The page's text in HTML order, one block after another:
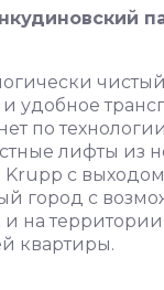
и удобное
по
лифты из
Krupp с
город с
и на
квартиры.